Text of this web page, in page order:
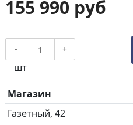
155 990 руб
- +
шт
Магазин
Газетный, 42